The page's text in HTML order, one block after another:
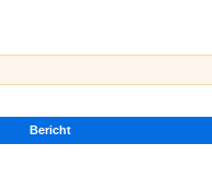
Bericht